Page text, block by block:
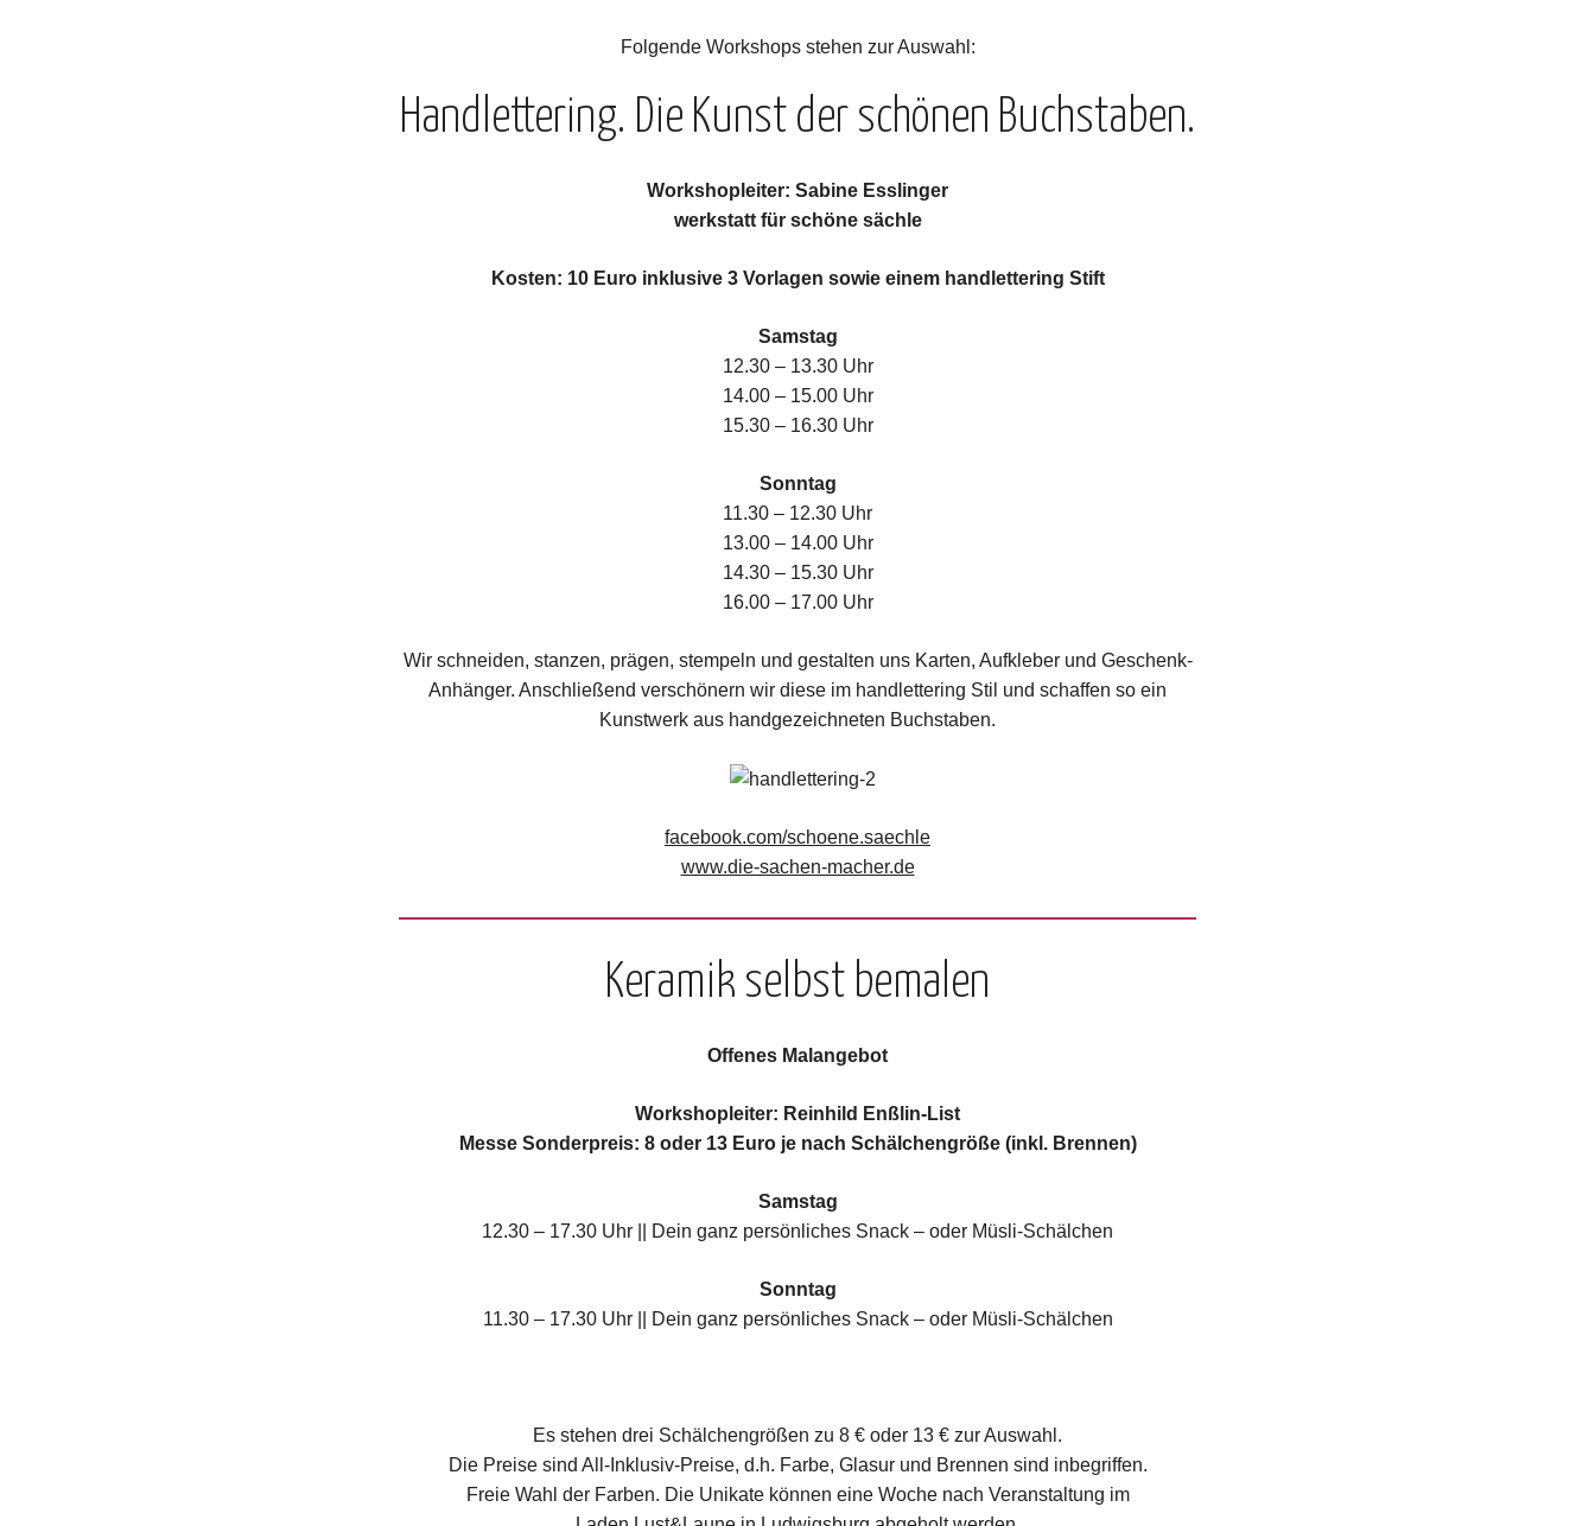
Folgende Workshops stehen zur Auswahl:
Handlettering. Die Kunst der schönen Buchstaben.
Workshopleiter: Sabine Esslinger
werkstatt für schöne sächle
Kosten: 10 Euro inklusive 3 Vorlagen sowie einem handlettering Stift
Samstag
12.30 – 13.30 Uhr
14.00 – 15.00 Uhr
15.30 – 16.30 Uhr
Sonntag
11.30 – 12.30 Uhr
13.00 – 14.00 Uhr
14.30 – 15.30 Uhr
16.00 – 17.00 Uhr
Wir schneiden, stanzen, prägen, stempeln und gestalten uns Karten, Aufkleber und Geschenk-
Anhänger. Anschließend verschönern wir diese im handlettering Stil und schaffen so ein
Kunstwerk aus handgezeichneten Buchstaben.
facebook.com/schoene.saechle
www.die-sachen-macher.de
Keramik selbst bemalen
Offenes Malangebot
Workshopleiter: Reinhild Enßlin-List
Messe Sonderpreis: 8 oder 13 Euro je nach Schälchengröße (inkl. Brennen)
Samstag
12.30 – 17.30 Uhr || Dein ganz persönliches Snack – oder Müsli-Schälchen
Sonntag
11.30 – 17.30 Uhr || Dein ganz persönliches Snack – oder Müsli-Schälchen
Es stehen drei Schälchengrößen zu 8 € oder 13 € zur Auswahl.
Die Preise sind All-Inklusiv-Preise, d.h. Farbe, Glasur und Brennen sind inbegriffen.
Freie Wahl der Farben. Die Unikate können eine Woche nach Veranstaltung im